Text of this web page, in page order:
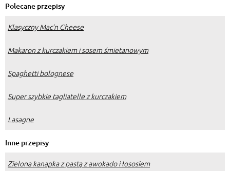
Polecane przepisy
Klasyczny Mac’n Cheese
Makaron z kurczakiem i sosem śmietanowym
Spaghetti bolognese
Super szybkie tagliatelle z kurczakiem
Lasagne
Inne przepisy
Zielona kanapka z pastą z awokado i łososiem